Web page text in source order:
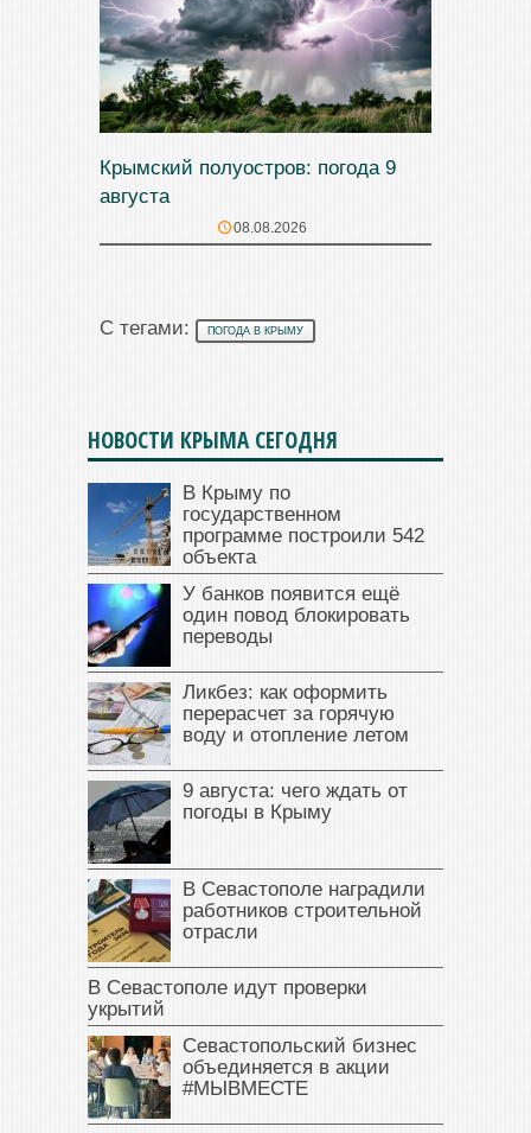
Крымский полуостров: погода 9
августа
08.08.2026
С тегами: ПОГОДА В КРЫМУ
НОВОСТИ КРЫМА СЕГОДНЯ
В Крыму по
государственном
программе построили 542
объекта
У банков появится ещё
один повод блокировать
переводы
Ликбез: как оформить
перерасчет за горячую
воду и отопление летом
9 августа: чего ждать от
погоды в Крыму
В Севастополе наградили
работников строительной
отрасли
В Севастополе идут проверки
укрытий
Севастопольский бизнес
объединяется в акции
#МЫВМЕСТЕ